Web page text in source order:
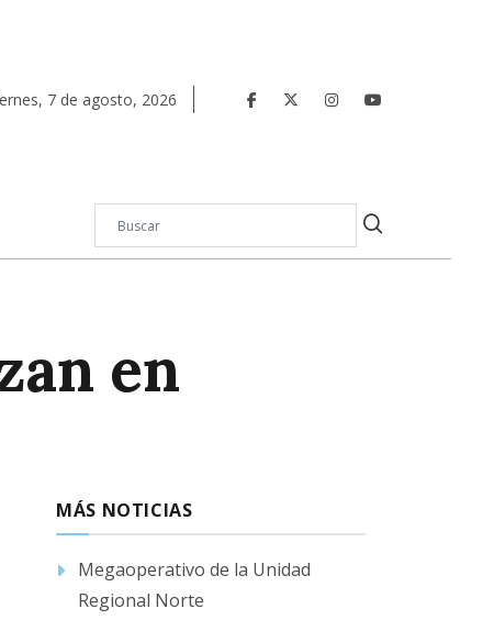
, 7 de agosto, 2026
en
MÁS NOTICIAS
Megaoperativo de la Unidad
Regional Norte